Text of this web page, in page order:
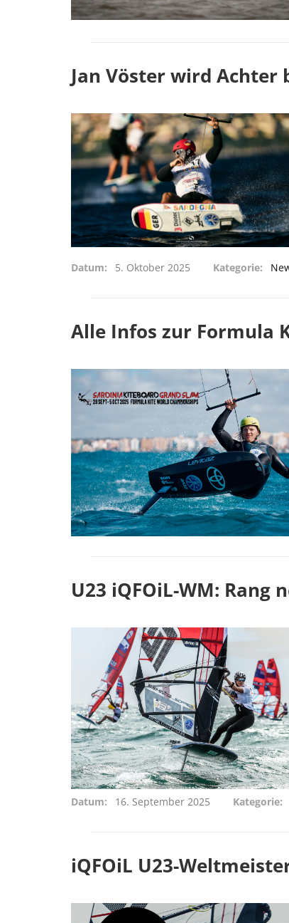
Jan Vöster wird Achter
Datum 5. Oktober 2025 Kategorie
Alle Infos zur Formula
U23 iQFOiL-WM: Rang
Datum 16. September 2025 Kategorie
iQFOiL U23-